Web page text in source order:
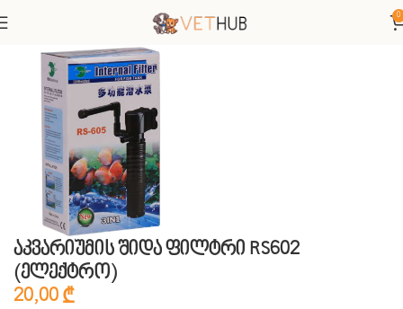
0
ფილტრები და წყლის მოვლა
აკვარიუმის შიდა ფილტრი RS602
(ელექტრო)
20,00 ₾